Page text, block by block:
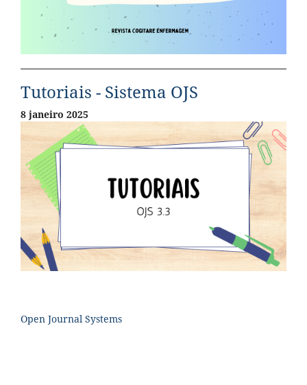
Tutoriais - Sistema OJS
8 janeiro 2025
Open Journal Systems